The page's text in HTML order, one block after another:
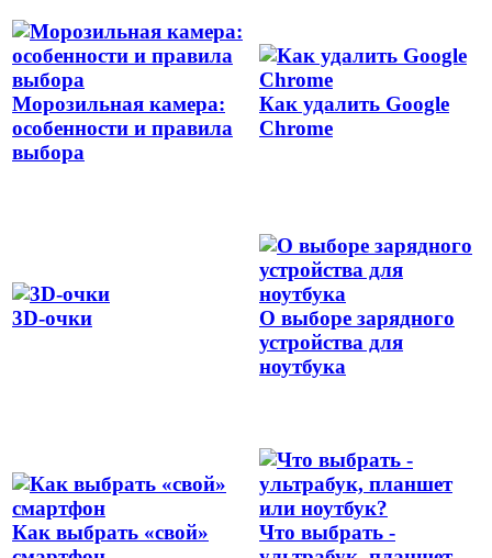
Морозильная камера:
особенности и правила
выбора
Как удалить Google
Chrome
3D-очки
О выборе зарядного
устройства для
ноутбука
Как выбрать «свой»
Что выбрать -